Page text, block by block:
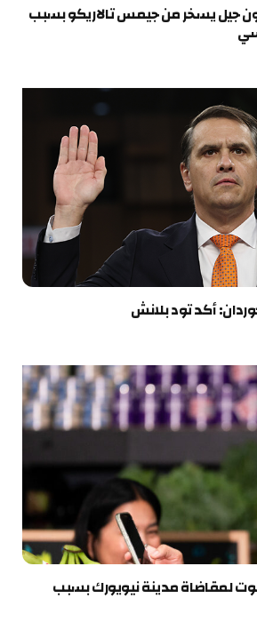
جيل يسخر من جيمس تالاريكو بسبب
أكد تود بلانش
لمقاضاة مدينة نيويورك بسبب